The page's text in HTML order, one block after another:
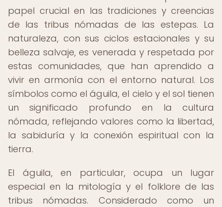
papel crucial en las tradiciones y creencias
de las tribus nómadas de las estepas. La
naturaleza, con sus ciclos estacionales y su
belleza salvaje, es venerada y respetada por
estas comunidades, que han aprendido a
vivir en armonía con el entorno natural. Los
símbolos como el águila, el cielo y el sol tienen
un significado profundo en la cultura
nómada, reflejando valores como la libertad,
la sabiduría y la conexión espiritual con la
tierra.
El águila, en particular, ocupa un lugar
especial en la mitología y el folklore de las
tribus nómadas. Considerado como un